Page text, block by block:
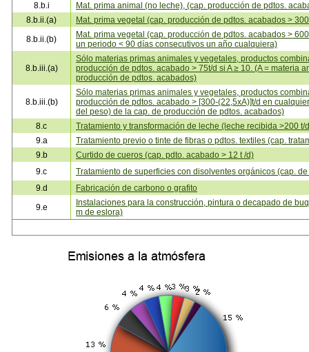
8.b.i
Mat. prima animal (no leche), (cap. producción de pdtos.
8.b.ii.(a)
Mat. prima vegetal (cap. producción de pdtos. acabados >
8.b.ii.(b)
Mat. prima vegetal (cap. producción de pdtos. acabados >
un periodo < 90 días consecutivos un año cualquiera)
8.b.iii.(a)
Sólo materias primas animales y vegetales, productos
producción de pdtos. acabado > 75t/d si A ≥ 10. (A = materia
producción de pdtos. acabados)
8.b.iii.(b)
Sólo materias primas animales y vegetales, productos
producción de pdtos. acabado > [300-(22,5xA)]t/d en
del peso) de la cap. de producción de pdtos. acabados)
8.c
Tratamiento y transformación de leche (leche recibida >200 t/
9.a
Tratamiento previo o tinte de fibras o pdtos. textiles (cap.
9.b
Curtido de cueros (cap. pdto. acabado > 12 t /d)
9.c
Tratamiento de superficies con disolventes orgánicos (cap.
9.d
Fabricación de carbono o grafito
9.e
Instalaciones para la construcción, pintura o decapado de
m de eslora)